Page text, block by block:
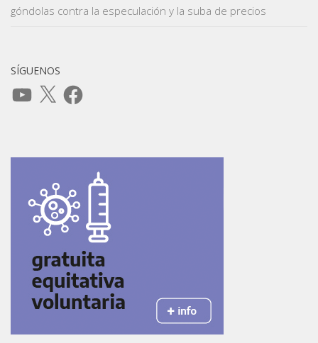
góndolas contra la especulación y la suba de precios
SÍGUENOS
YouTube
X Facebook